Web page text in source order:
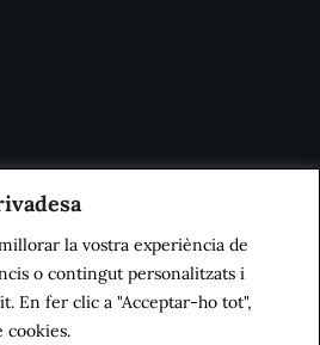
la vostra experiència de
o contingut personalitzats i
En fer clic a "Acceptar-ho tot",
cookies.
Avis Legal